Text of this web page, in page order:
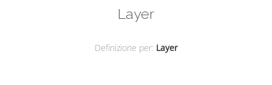
Layer
Definizione per: Layer